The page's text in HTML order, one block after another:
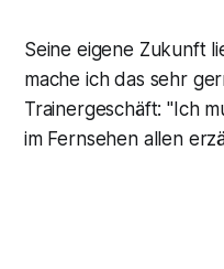
Seine eigene Zukunft
mache ich das sehr
Trainergeschäft: "Ich
im Fernsehen allen